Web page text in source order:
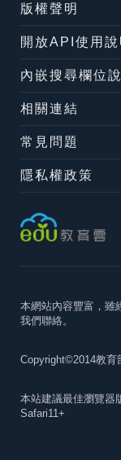
版權聲明
開放API使用說
內嵌搜尋欄位
相關連結
常見問題
隱私權政策
本網站內容豐富，雖
我們聯絡。
Copyright©2014教育
本站建議最佳瀏覽器
Safari11+